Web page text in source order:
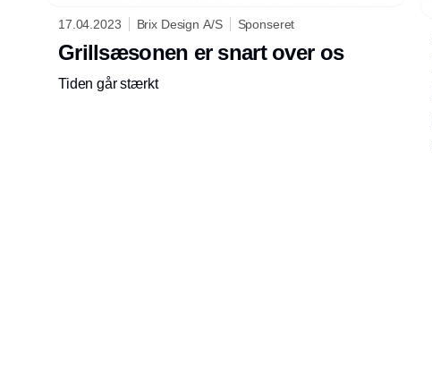
17.04.2023 Brix Design A/S Sponseret
Grillsæsonen er snart over os
Tiden går stærkt